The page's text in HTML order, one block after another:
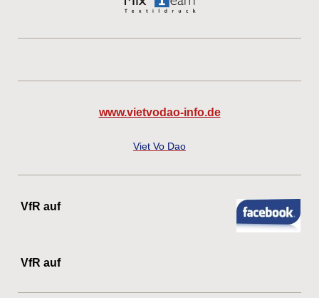
www.vietvodao-info.de
Viet Vo Dao
VfR auf
VfR auf